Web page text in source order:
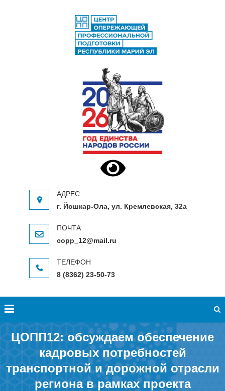
ЦЕНТР ОПЕРЕЖАЮЩЕЙ
Центр опережающей профессиональной
г. Йошкар-Ола, ул. Кремлевская, 32а
copp_12@mail.ru
8 (8362) 23-50-73
ЦОПП12: обсуждаем обеспечение
кадровых потребностей
транспортной и дорожной отрасли
региона в рамках проекта